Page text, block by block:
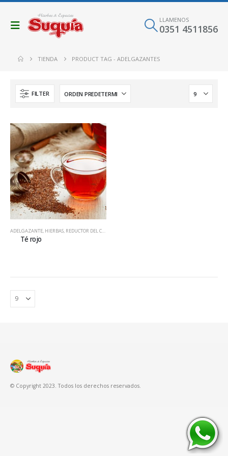
LLAMENOS
0351 4511856
TIENDA PRODUCT TAG -ADELGAZANTES
FILTER
ADELGAZANTE, HIERBAS, REDUCTOR DEL COLESTEROL
Té rojo
© Copyright 2023. Todos los derechos reservados.